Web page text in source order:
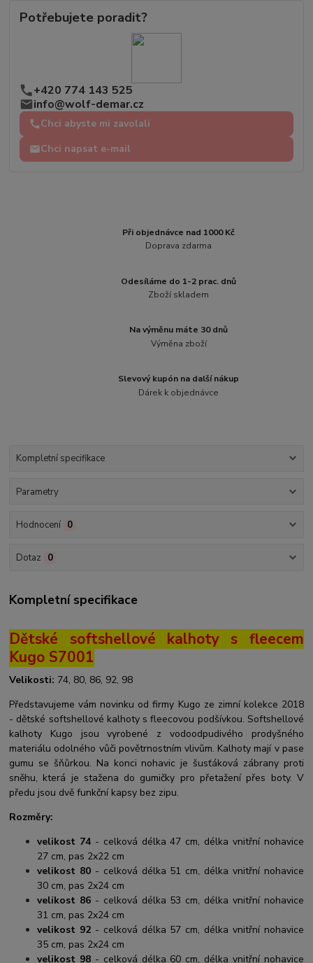
Potřebujete poradit?
+420 774 143 525
info@wolf-demar.cz
Chci abyste mi zavolali
Chci napsat e-mail
Při objednávce nad 1000 Kč
Doprava zdarma
Odesíláme do 1-2 prac. dnů
Zboží skladem
Na výměnu máte 30 dnů
Výměna zboží
Slevový kupón na další nákup
Dárek k objednávce
Kompletní specifikace
Parametry
Hodnocení 0
Dotaz 0
Kompletní specifikace
Dětské softshellové kalhoty s fleecem
Kugo S7001
Velikosti: 74, 80, 86, 92, 98
Představujeme vám novinku od firmy Kugo ze zimní kolekce 2018
- dětské softshellové kalhoty s fleecovou podšívkou. Softshellové
kalhoty Kugo jsou vyrobené z vodoodpudivého prodyšného
materiálu odolného vůči povětrnostním vlivům. Kalhoty mají v pase
gumu se šňůrkou. Na konci nohavic je šusťáková zábrany proti
sněhu, která je stažena do gumičky pro přetažení přes boty. V
předu jsou dvě funkční kapsy bez zipu.
Rozměry:
velikost 74- celková délka 47 cm, délka vnitřní nohavice
27 cm, pas 2x22 cm
velikost 80- celková délka 51 cm, délka vnitřní nohavice
30 cm, pas 2x24 cm
velikost 86- celková délka 53 cm, délka vnitřní nohavice
31 cm, pas 2x24 cm
velikost 92- celková délka 57 cm, délka vnitřní nohavice
35 cm, pas 2x24 cm
velikost 98- celková délka 60 cm, délka vnitřní nohavice